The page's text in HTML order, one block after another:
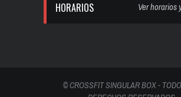
HORARIOS Ver horarios
© CROSSFIT SINGULAR BOX -